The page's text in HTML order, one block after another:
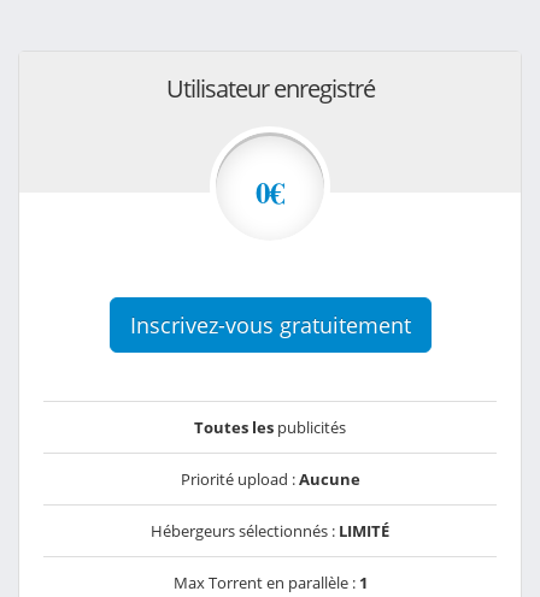
Utilisateur enregistré
0€
Inscrivez-vous gratuitement
Toutes les publicités
Priorité upload :Aucune
Hébergeurs sélectionnés : LIMITÉ
Max Torrent en parallèle : 1